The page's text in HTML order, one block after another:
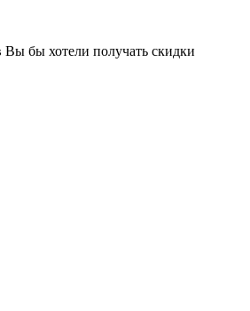
бы хотели получать скидки